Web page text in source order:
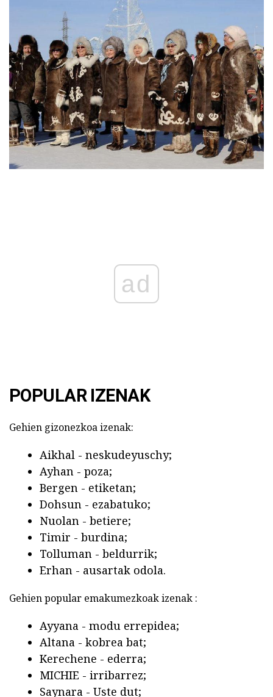
ad
POPULAR IZENAK
Gehien gizonezkoa izenak:
Aikhal - neskudeyuschy;
Ayhan - poza;
Bergen - etiketan;
Dohsun - ezabatuko;
Nuolan - betiere;
Timir - burdina;
Tolluman - beldurrik;
Erhan - ausartak odola.
Gehien popular emakumezkoak izenak :
Ayyana - modu errepidea;
Altana - kobrea bat;
Kerechene - ederra;
MICHIE - irribarrez;
Saynara - Uste dut;